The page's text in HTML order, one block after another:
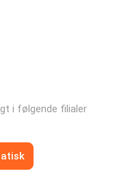
i følgende filialer